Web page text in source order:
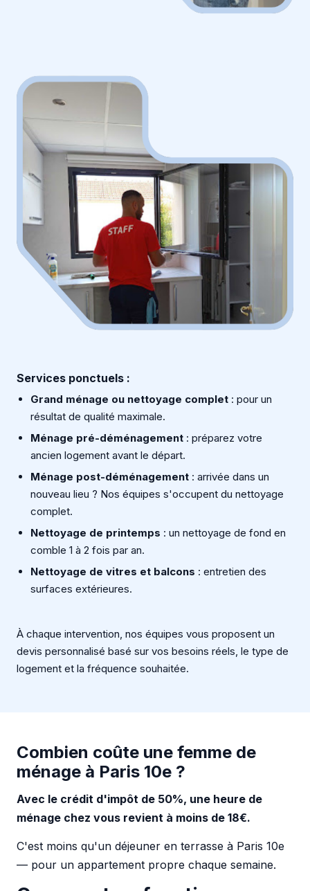
Services ponctuels :
Grand ménage ou nettoyage complet : pour un
résultat de qualité maximale.
Ménage pré-déménagement : préparez votre
ancien logement avant le départ.
Ménage post-déménagement : arrivée dans un
nouveau lieu ? Nos équipes s'occupent du nettoyage
complet.
Nettoyage de printemps : un nettoyage de fond en
comble 1 à 2 fois par an.
Nettoyage de vitres et balcons : entretien des
surfaces extérieures.
À chaque intervention, nos équipes vous proposent un
devis personnalisé basé sur vos besoins réels, le type de
logement et la fréquence souhaitée.
Combien coûte une femme de
ménage à Paris 10e ?
Avec le crédit d'impôt de 50%, une heure de
ménage chez vous revient à moins de 18€.
C'est moins qu'un déjeuner en terrasse à Paris 10e
— pour un appartement propre chaque semaine.